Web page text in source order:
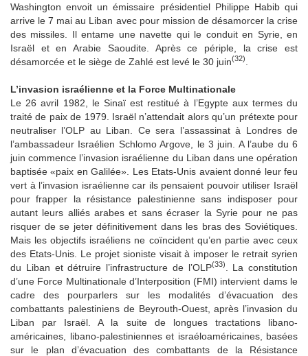
Washington envoit un émissaire présidentiel Philippe Habib qui
arrive le 7 mai au Liban avec pour mission de désamorcer la crise
des missiles. Il entame une navette qui le conduit en Syrie, en
Israël et en Arabie Saoudite. Après ce périple, la crise est
désamorcée et le siège de Zahlé est levé le 30 juin(32)
L’invasion israélienne et la Force Multinationale
Le 26 avril 1982, le Sinaï est restitué à l’Egypte aux termes du
traité de paix de 1979. Israël n’attendait alors qu’un prétexte pour
neutraliser l’OLP au Liban. Ce sera l’assassinat à Londres de
l’ambassadeur Israélien Schlomo Argove, le 3 juin. A l’aube du 6
juin commence l’invasion israélienne du Liban dans une opération
baptisée «paix en Galilée». Les Etats-Unis avaient donné leur feu
vert à l’invasion israélienne car ils pensaient pouvoir utiliser Israël
pour frapper la résistance palestinienne sans indisposer pour
autant leurs alliés arabes et sans écraser la Syrie pour ne pas
risquer de se jeter définitivement dans les bras des Soviétiques.
Mais les objectifs israéliens ne coïncident qu’en partie avec ceux
des Etats-Unis. Le projet sioniste visait à imposer le retrait syrien
du Liban et détruire l’infrastructure de l’OLP(33)
. La constitution
d’une Force Multinationale d’Interposition (FMI) intervient dams le
cadre des pourparlers sur les modalités d’évacuation des
combattants palestiniens de Beyrouth-Ouest, après l’invasion du
Liban par Israël. A la suite de longues tractations libano-
américaines, libano-palestiniennes et israélo­américaines, basées
sur le plan d’évacuation des combattants de la Résistance